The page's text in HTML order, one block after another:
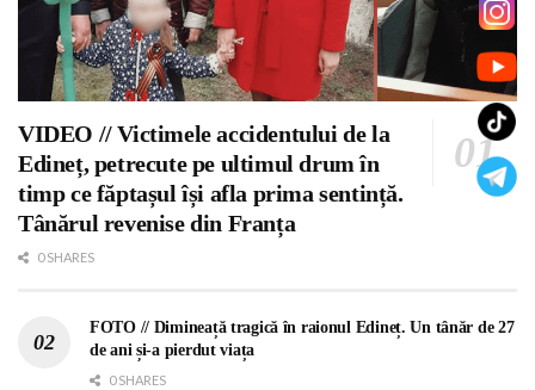
VIDEO // Victimele accidentului de la
Edineț, petrecute pe ultimul drum în
timp ce făptașul își afla prima sentință.
Tânărul revenise din Franța
0 SHARES
FOTO // Dimineață tragică în raionul Edineț. Un tânăr de 27
de ani și-a pierdut viața
0 SHARES